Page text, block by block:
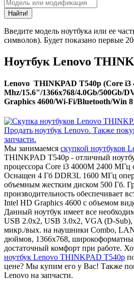
Найти!
Введите модель ноутбука или ее
символов). Будет показано первые
Ноутбук Lenovo
Lenovo THINKPAD T540p (Core i3
Mhz/15.6"/1366x768/4.0Gb/500Gb/
Graphics 4600/Wi-Fi/Bluetooth/Win
Мы занимаемся скупкой ноутбуков
THINKPAD T540p - отличный
процессора Core i3 4000M 2400
Оснащен 4 Гб DDR3L 1600 МГц
объемным жестким диском 500 Гб.
производительность обеспечивает
Intel HD Graphics 4600 с объемом
Данный ноутбук имеет все
USB 2.0x2, USB 3.0x2, VGA (D-
микр./вых. на наушники Combo,
дюймов, 1366x768,
достаточный комфорт при работе.
ноутбук Lenovo THINKPAD T540p
цене? Мы купим его у Вас! Также
Lenovo на запчасти.